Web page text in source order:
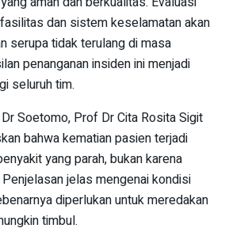
dan sistem keselamatan akan
serupa tidak terulang di masa
penanganan insiden ini menjadi
seluruh tim.
Soetomo, Prof Dr Cita Rosita Sigit
bahwa kematian pasien terjadi
yang parah, bukan karena
jelas mengenai kondisi
diperlukan untuk meredakan
timbul.